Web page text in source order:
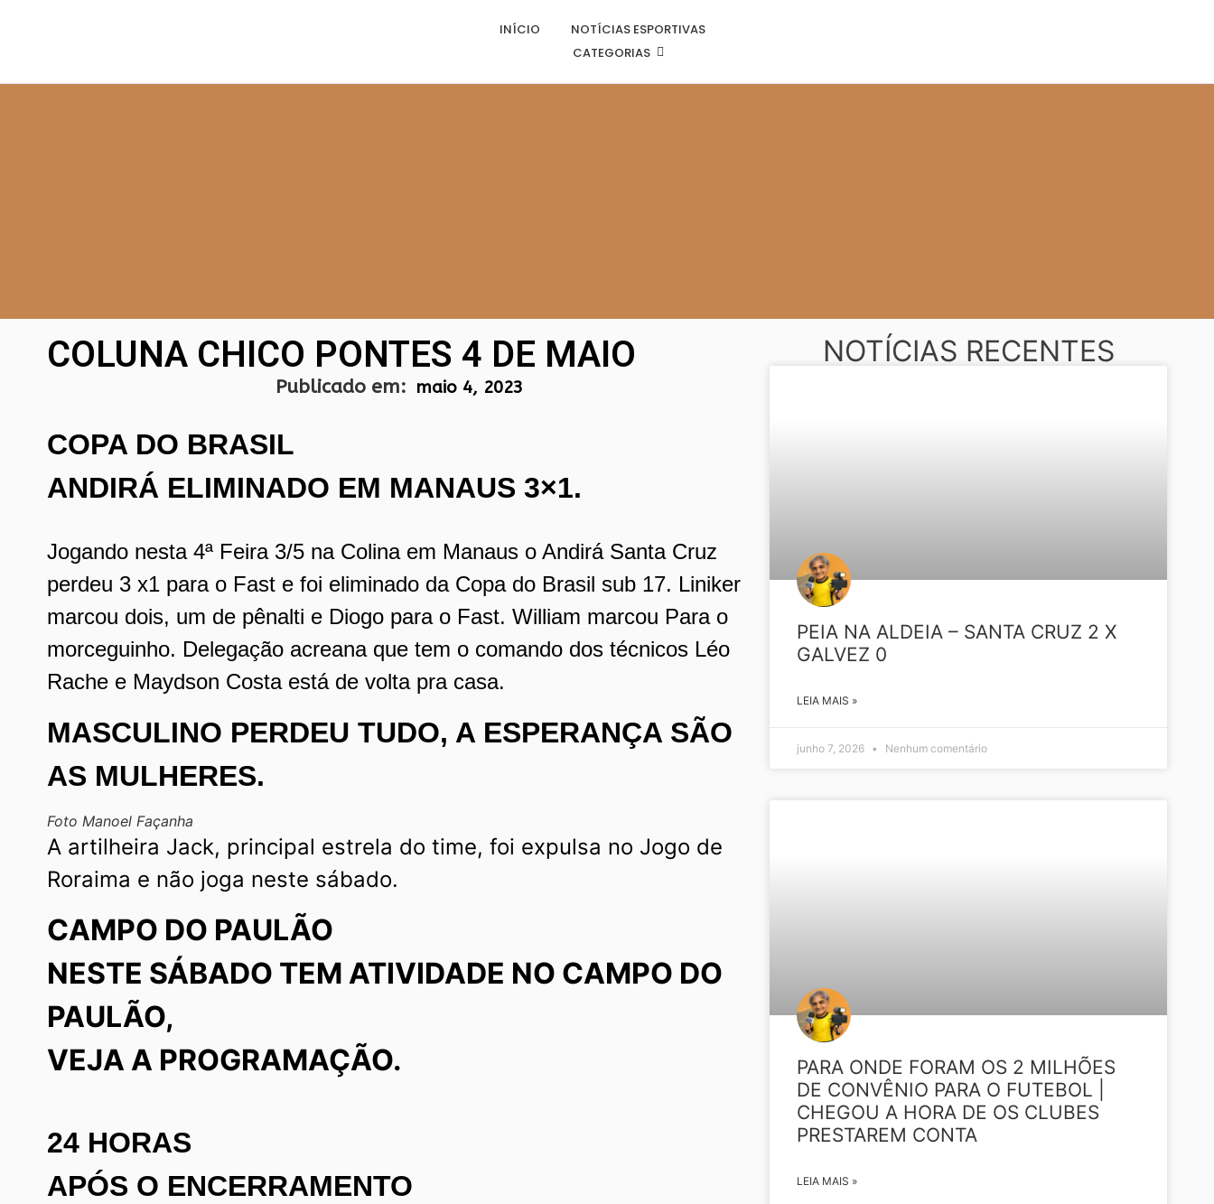
INÍCIO
NOTÍCIAS ESPORTIVAS
CATEGORIAS
COLUNA CHICO PONTES 4 DE MAIO
Publicado em: maio 4, 2023
COPA DO BRASIL
ANDIRÁ ELIMINADO EM MANAUS 3×1.
Jogando nesta 4ª Feira 3/5 na Colina em Manaus o Andirá Santa Cruz
perdeu 3 x1 para o Fast e foi eliminado da Copa do Brasil sub 17. Liniker
marcou dois, um de pênalti e Diogo para o Fast. William marcou Para o
morceguinho. Delegação acreana que tem o comando dos técnicos Léo
Rache e Maydson Costa está de volta pra casa.
MASCULINO PERDEU TUDO, A ESPERANÇA SÃO
AS MULHERES.
Foto Manoel Façanha
A artilheira Jack, principal estrela do time, foi expulsa no Jogo de
Roraima e não joga neste sábado.
CAMPO DO PAULÃO
NESTE SÁBADO TEM ATIVIDADE NO CAMPO DO
PAULÃO,
VEJA A PROGRAMAÇÃO.
24 HORAS
APÓS O ENCERRAMENTO
NOTÍCIAS RECENTES
PEIA NA ALDEIA – SANTA CRUZ 2 X
GALVEZ 0
LEIA MAIS »
junho 7, 2026 Nenhum comentário
PARA ONDE FORAM OS 2 MILHÕES
DE CONVÊNIO PARA O FUTEBOL |
CHEGOU A HORA DE OS CLUBES
PRESTAREM CONTA
LEIA MAIS »